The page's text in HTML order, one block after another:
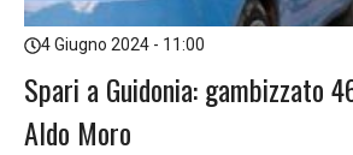
4 Giugno 2024 - 11:00
Spari a Guidonia: gambizzato
Aldo Moro